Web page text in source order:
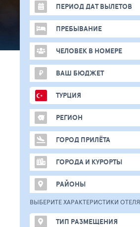
ПЕРИОД ДАТ ВЫЛЕТОВ
ПРЕБЫВАНИЕ
ЧЕЛОВЕК В НОМЕРЕ
₽ ВАШ БЮДЖЕТ
ТУРЦИЯ
РЕГИОН
ГОРОД ПРИЛЁТА
ГОРОДА И КУРОРТЫ
РАЙОНЫ
ВЫБЕРИТЕ ХАРАКТЕРИСТИКИ ОТЕЛЯ
ТИП РАЗМЕЩЕНИЯ